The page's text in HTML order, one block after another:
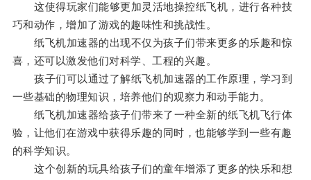
这使得玩家们能够更加灵活地操控纸飞机，进行各种技
巧和动作，增加了游戏的趣味性和挑战性。
纸飞机加速器的出现不仅为孩子们带来更多的乐趣和惊
喜，还可以激发他们对科学、工程的兴趣。
孩子们可以通过了解纸飞机加速器的工作原理，学习到
一些基础的物理知识，培养他们的观察力和动手能力。
纸飞机加速器给孩子们带来了一种全新的纸飞机飞行体
验，让他们在游戏中获得乐趣的同时，也能够学到一些有趣
的科学知识。
这个创新的玩具给孩子们的童年增添了更多的快乐和想